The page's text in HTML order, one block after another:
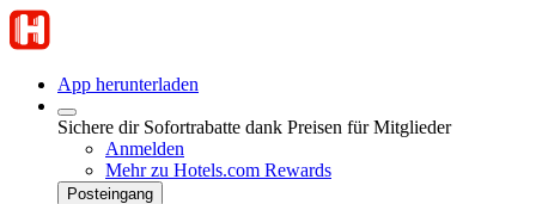
App herunterladen
Sichere dir Sofortrabatte dank Preisen für Mitglieder
Anmelden
Mehr zu Hotels.com Rewards
Posteingang